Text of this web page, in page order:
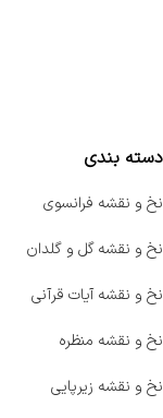
دسته بندی
نخ و نقشه فرانسوی
نخ و نقشه گل و گلدان
نخ و نقشه آیات قرآنی
نخ و نقشه منظره
نخ و نقشه زیرپایی